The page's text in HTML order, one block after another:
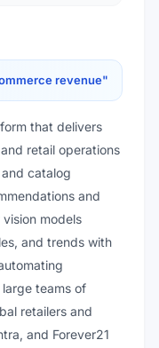
revenue"
that delivers
retail operations
catalog
and
models
and trends with
teams of
retailers and
and Forever21